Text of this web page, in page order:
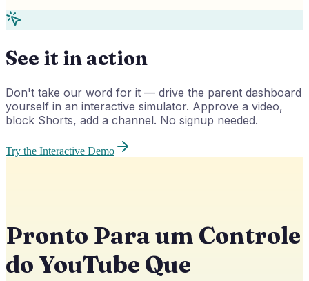
See it in action
Don't take our word for it — drive the parent dashboard
yourself in an interactive simulator. Approve a video,
block Shorts, add a channel. No signup needed.
Try the Interactive Demo
Pronto Para um Controle
do YouTube Que